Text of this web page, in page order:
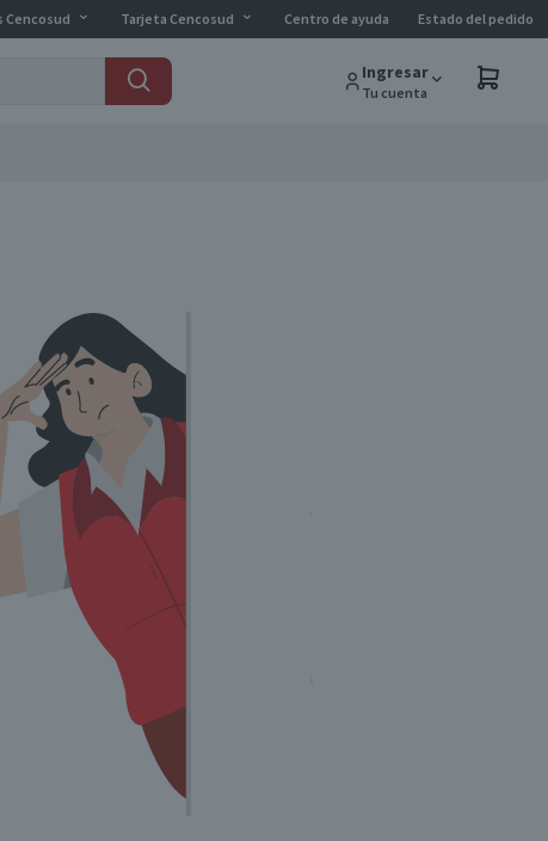
Cencosud Tarjeta Cencosud Centro de ayuda Estado del pedido
Ingresar
Tu cuenta